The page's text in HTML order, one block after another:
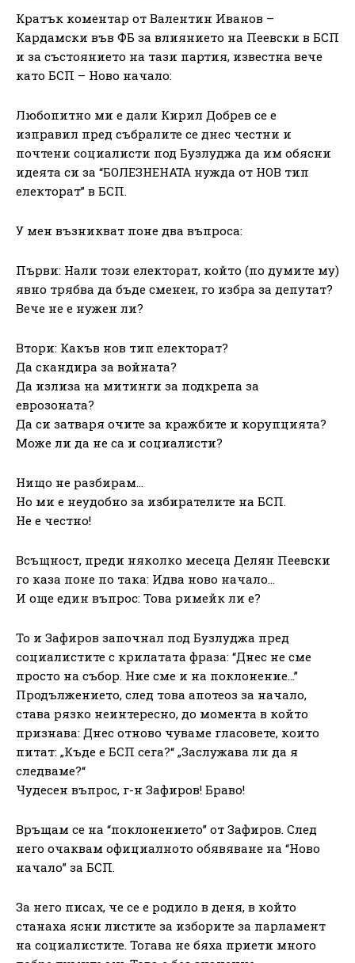
Кратък коментар от Валентин Иванов –
Кардамски във ФБ за влиянието на Пеевски в БСП
и за състоянието на тази партия, известна вече
като БСП – Ново начало:
Любопитно ми е дали Кирил Добрев се е
изправил пред събралите се днес честни и
почтени социалисти под Бузлуджа да им обясни
идеята си за “БОЛЕЗНЕНАТА нужда от НОВ тип
електорат” в БСП.
У мен възникват поне два въпроса:
Първи: Нали този електорат, който (по думите му)
явно трябва да бъде сменен, го избра за депутат?
Вече не е нужен ли?
Втори: Какъв нов тип електорат?
Да скандира за войната?
Да излиза на митинги за подкрепа за
еврозоната?
Да си затваря очите за кражбите и корупцията?
Може ли да не са и социалисти?
Нищо не разбирам…
Но ми е неудобно за избирателите на БСП.
Не е честно!
Всъщност, преди няколко месеца Делян Пеевски
го каза поне по така: Идва ново начало…
И още един въпрос: Това римейк ли е?
То и Зафиров започнал под Бузлуджа пред
социалистите с крилатата фраза: “Днес не сме
просто на събор. Ние сме и на поклонение…”
Продължението, след това апотеоз за начало,
става рязко неинтересно, до момента в който
признава: Днес отново чуваме гласовете, които
питат: „Къде е БСП сега?“ „Заслужава ли да я
следваме?“
Чудесен въпрос, г-н Зафиров! Браво!
Връщам се на “поклонението” от Зафиров. След
него очаквам официалното обявяване на “Ново
начало” за БСП.
За него писах, че се е родило в деня, в който
станаха ясни листите за изборите за парламент
на социалистите. Тогава не бяха приети много